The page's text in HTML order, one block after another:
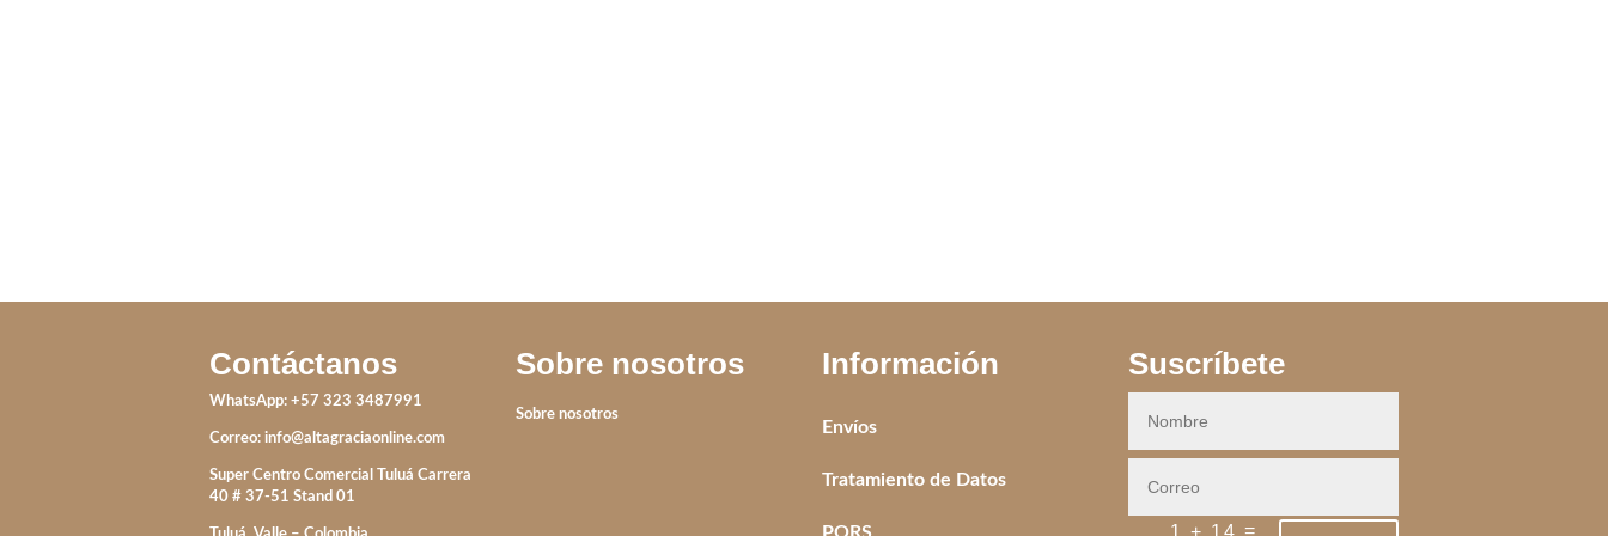
Contáctanos
WhatsApp: +57 323 3487991
Correo: info@altagraciaonline.com
Super Centro Comercial Tuluá Carrera
40 # 37-51 Stand 01
Sobre nosotros
Sobre nosotros
Información
Envíos
Tratamiento de Datos
Suscríbete
=